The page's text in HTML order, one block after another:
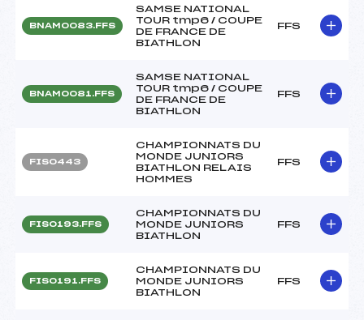
BNAM0083.FFS
SAMSE NATIONAL
TOUR tmp6 / COUPE
DE FRANCE DE
BIATHLON
FFS
BNAM0081.FFS
SAMSE NATIONAL
TOUR tmp6 / COUPE
DE FRANCE DE
BIATHLON
FFS
FIS0443
CHAMPIONNATS DU
MONDE JUNIORS
BIATHLON RELAIS
HOMMES
FFS
FIS0193.FFS
CHAMPIONNATS DU
MONDE JUNIORS
BIATHLON
FFS
FIS0191.FFS
CHAMPIONNATS DU
MONDE JUNIORS
BIATHLON
FFS